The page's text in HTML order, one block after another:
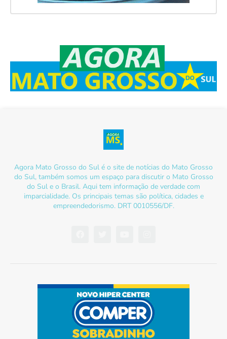
Agora Mato Grosso do Sul é o site de notícias do Mato Grosso
do Sul, também somos um espaço para discutir o Mato Grosso
do Sul e o Brasil. Aqui tem informação de verdade com
imparcialidade. Os principais temas são política, cidades e
empreendedorismo. DRT 0010556/DF.